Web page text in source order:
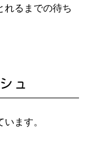
れるまでの待ち
ュ
ます。